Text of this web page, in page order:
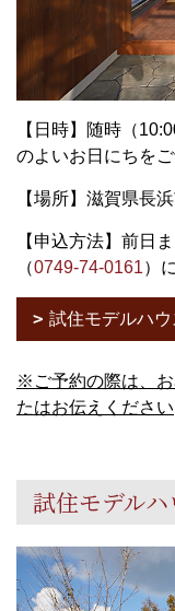
【日時】随時（
のよいお日にちを
【場所】滋賀県長
【申込方法】前日
（0749-74-0161）
試住モデルハ
※ご予約の際は、お
たはお伝えください
試住モデル